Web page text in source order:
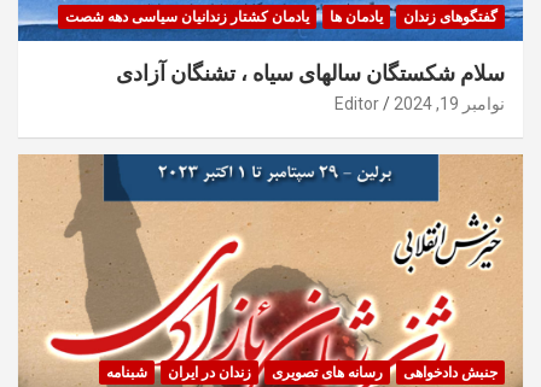
گفتگوهای زندان
یادمان ها یادمان کشتار زندانیان سیاسی دهه شصت
سلام شکستگان سالهای سیاه ، تشنگان آزادی
نوامبر 19, 2024 Editor
جنبش دادخواهی رسانه های تصویری زندان در ایران
شبنامه